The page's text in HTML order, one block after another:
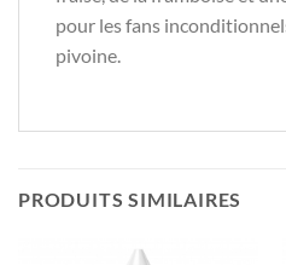
pour les fans
pivoine.
PRODUITS SIMILAIRES